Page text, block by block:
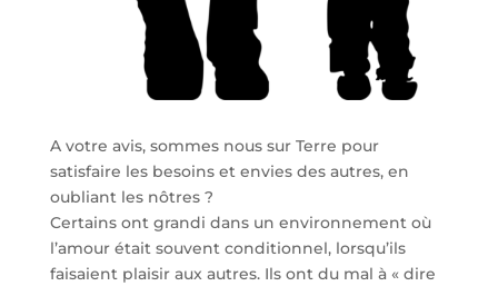
A votre avis, sommes nous sur Terre pour
satisfaire les besoins et envies des autres, en
oubliant les nôtres ?
Certains ont grandi dans un environnement où
l’amour était souvent conditionnel, lorsqu’ils
faisaient plaisir aux autres. Ils ont du mal à « dire